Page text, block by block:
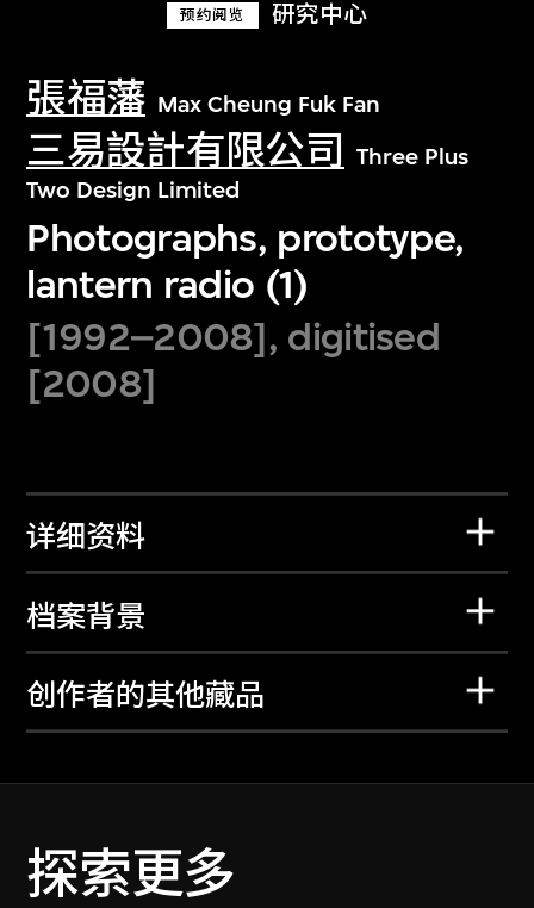
预约阅览 研究中心
張福藩 Max Cheung Fuk Fan
三易設計有限公司
Three Plus
Two Design Limited
Photographs, prototype,
lantern radio (1)
[1992–2008], digitised
[2008]
详细资料
档案背景
创作者的其他藏品
探索更多
探索世界顶级的二十及二十一世纪视觉
文化藏品。